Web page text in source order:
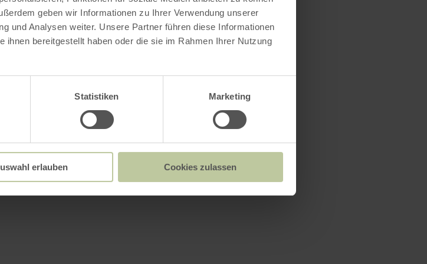
geben wir Informationen zu Ihrer Verwendung unserer
und Analysen weiter. Unsere Partner führen diese Informationen
bereitgestellt haben oder die sie im Rahmen Ihrer Nutzung
Statistiken Marketing
erlauben Cookies zulassen